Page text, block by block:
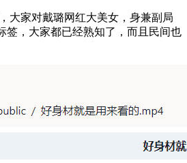
大家对戴璐网红大美女，身兼副局
签，大家都已经熟知了，而且民间也